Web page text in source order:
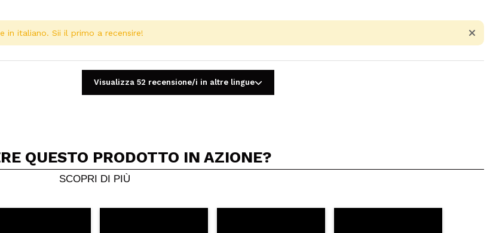
un video o una foto
potrebbe essere il primo. Immaginalo...
5/5
in italiano. Sii il primo a recensire!
Visualizza 52 recensione/i in altre lingue
QUESTO PRODOTTO IN AZIONE?
SCOPRI DI PIÙ